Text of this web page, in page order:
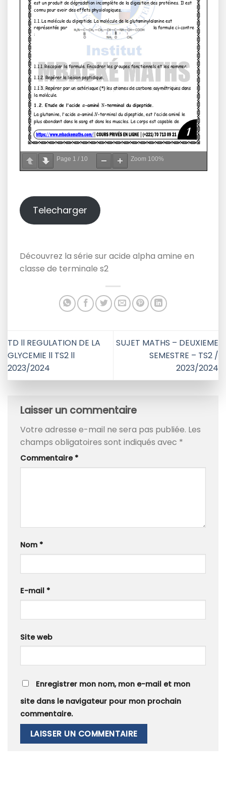
Page 1 / 10 Zoom 100%
Telecharger
Découvrez la série sur acide alpha amine en
classe de terminale s2
TD ll REGULATION DE LA
GLYCEMIE ll TS2 ll
2023/2024
SUJET MATHS – DEUXIEME
SEMESTRE – TS2 /
2023/2024
Laisser un commentaire
Votre adresse e-mail ne sera pas publiée. Les
champs obligatoires sont indiqués avec *
Commentaire *
Nom *
E-mail *
Site web
Enregistrer mon nom, mon e-mail et mon
site dans le navigateur pour mon prochain
commentaire.